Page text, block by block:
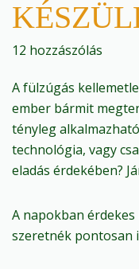
12 hozzászólás
A fülzúgás
ember bármit
tényleg
technológia, vagy
eladás érdekében?
A napokban
szeretnék pontosan